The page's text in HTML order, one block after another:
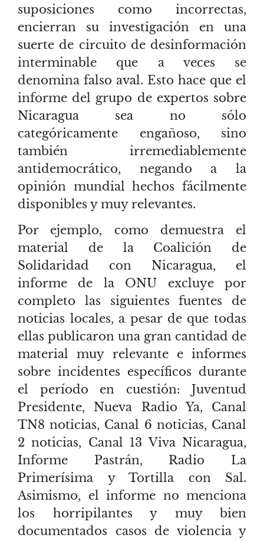
suposiciones como incorrectas,
encierran su investigación en una
suerte de circuito de desinformación
interminable que a veces se
denomina falso aval. Esto hace que el
informe del grupo de expertos sobre
Nicaragua sea no sólo
categóricamente engañoso, sino
también irremediablemente
antidemocrático, negando a la
opinión mundial hechos fácilmente
disponibles y muy relevantes.
Por ejemplo, como demuestra el
material de la Coalición de
Solidaridad con Nicaragua, el
informe de la ONU excluye por
completo las siguientes fuentes de
noticias locales, a pesar de que todas
ellas publicaron una gran cantidad de
material muy relevante e informes
sobre incidentes específicos durante
el período en cuestión: Juventud
Presidente, Nueva Radio Ya, Canal
TN8 noticias, Canal 6 noticias, Canal
2 noticias, Canal 13 Viva Nicaragua,
Informe Pastrán, Radio La
Primerísima y Tortilla con Sal.
Asimismo, el informe no menciona
los horripilantes y muy bien
documentados casos de violencia y